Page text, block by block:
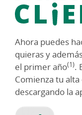
Ahora puedes
quieras y
el primer año(1).
Comienza tu
descargando la